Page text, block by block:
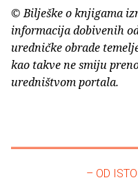
© Bilješke o knjigama
informacija dobivenih
uredničke obrade
kao takve ne smiju
uredništvom portala.
– OD